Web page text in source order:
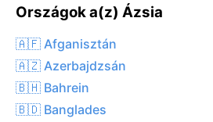
Országok a(z) Ázsia
🇦🇫 Afganisztán
🇦🇿 Azerbajdzsán
🇧🇭 Bahrein
🇧🇩 Banglades